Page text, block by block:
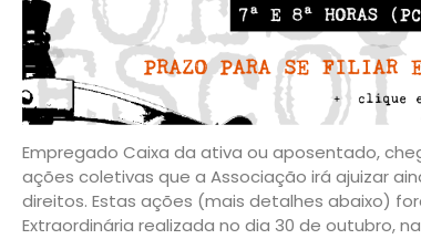
Empregado Caixa da ativa ou aposentado,
ações coletivas que a Associação irá ajuizar
direitos. Estas ações (mais detalhes abaixo)
Extraordinária realizada no dia 30 de outubro, na